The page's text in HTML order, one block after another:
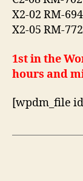
X2-02 RM-694
X2-05 RM-772
1st in the
hours and
[wpdm_file